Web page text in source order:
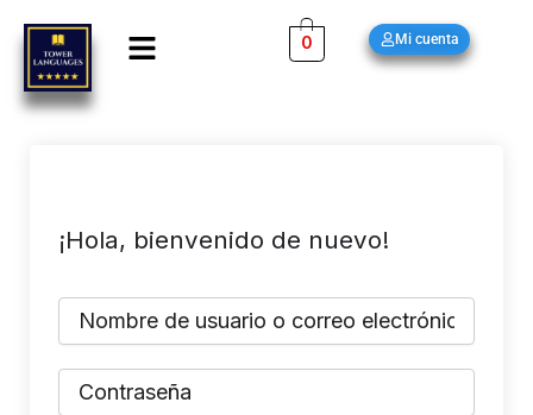
contenido
Menú 0 Mi cuenta
¡Hola, bienvenido de nuevo!